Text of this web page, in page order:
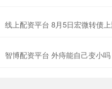
线上配资平台 8月5日宏微转债
智博配资平台 外痔能自己变小